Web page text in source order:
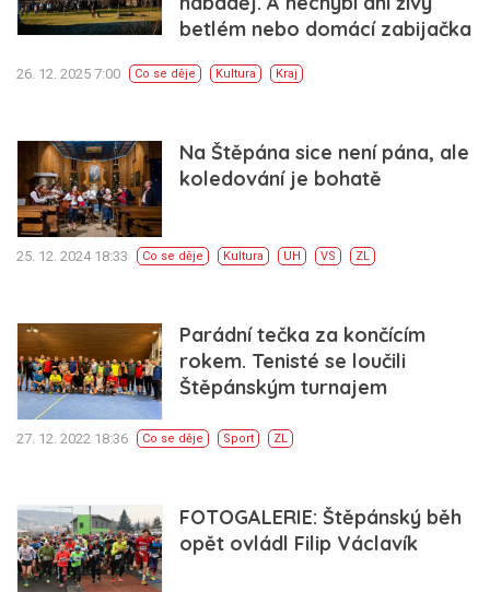
betlém nebo domácí zabijačka
26. 12. 2025 7:00 Co se děje Kultura Kraj
Na Štěpána sice není pána, ale
koledování je bohatě
25. 12. 2024 18:33 Co se děje Kultura UH VS ZL
Parádní tečka za končícím
rokem. Tenisté se loučili
Štěpánským turnajem
27. 12. 2022 18:36 Co se děje Sport ZL
FOTOGALERIE: Štěpánský běh
opět ovládl Filip Václavík